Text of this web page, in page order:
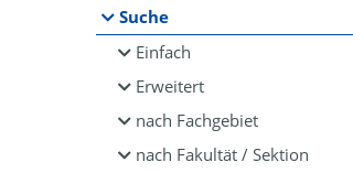
Suche
Einfach
Erweitert
nach Fachgebiet
nach Fakultät / Sektion